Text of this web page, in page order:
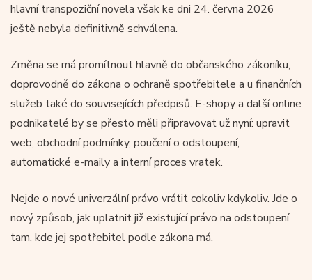
hlavní transpoziční novela však ke dni 24. června 2026
ještě nebyla definitivně schválena.
Změna se má promítnout hlavně do občanského zákoníku,
doprovodně do zákona o ochraně spotřebitele a u finančních
služeb také do souvisejících předpisů. E-shopy a další online
podnikatelé by se přesto měli připravovat už nyní: upravit
web, obchodní podmínky, poučení o odstoupení,
automatické e-maily a interní proces vratek.
Nejde o nové univerzální právo vrátit cokoliv kdykoliv. Jde o
nový způsob, jak uplatnit již existující právo na odstoupení
tam, kde jej spotřebitel podle zákona má.